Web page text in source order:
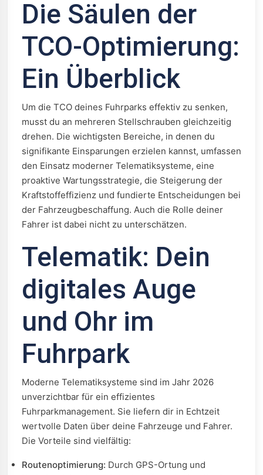
Die Säulen der
TCO-Optimierung:
Ein Überblick
Um die TCO deines Fuhrparks effektiv zu senken,
musst du an mehreren Stellschrauben gleichzeitig
drehen. Die wichtigsten Bereiche, in denen du
signifikante Einsparungen erzielen kannst, umfassen
den Einsatz moderner Telematiksysteme, eine
proaktive Wartungsstrategie, die Steigerung der
Kraftstoffeffizienz und fundierte Entscheidungen bei
der Fahrzeugbeschaffung. Auch die Rolle deiner
Fahrer ist dabei nicht zu unterschätzen.
Telematik: Dein
digitales Auge
und Ohr im
Fuhrpark
Moderne Telematiksysteme sind im Jahr 2026
unverzichtbar für ein effizientes
Fuhrparkmanagement. Sie liefern dir in Echtzeit
wertvolle Daten über deine Fahrzeuge und Fahrer.
Die Vorteile sind vielfältig:
Routenoptimierung: Durch GPS-Ortung und